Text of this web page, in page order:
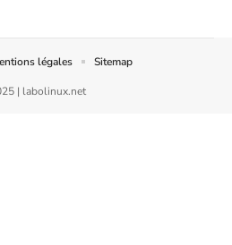
| labolinux.net
légales Sitemap